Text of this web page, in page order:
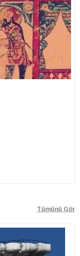
Tümünü Gör